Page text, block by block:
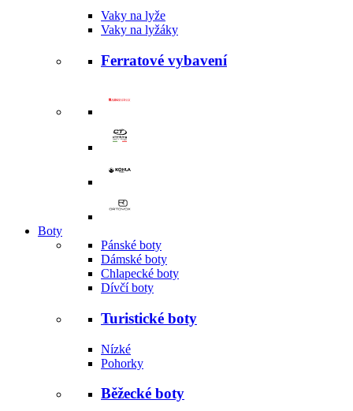
Vaky na lyže
Vaky na lyžáky
Ferratové vybavení
Boty
Pánské boty
Dámské boty
Chlapecké boty
Dívčí boty
Turistické boty
Nízké
Pohorky
Běžecké boty